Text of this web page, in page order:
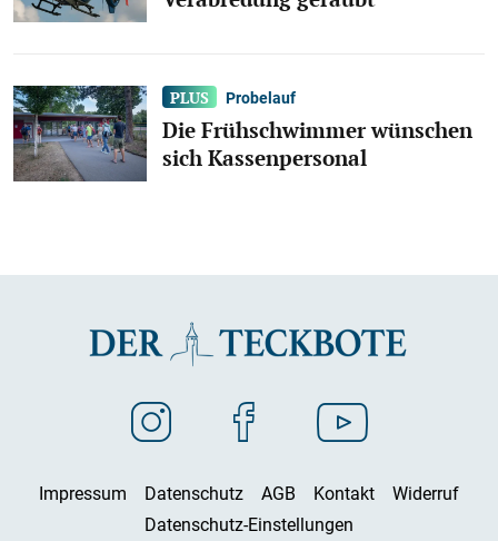
Probelauf
Die Frühschwimmer wünschen
sich Kassenpersonal
Impressum Datenschutz AGB Kontakt
Widerruf
Datenschutz-Einstellungen